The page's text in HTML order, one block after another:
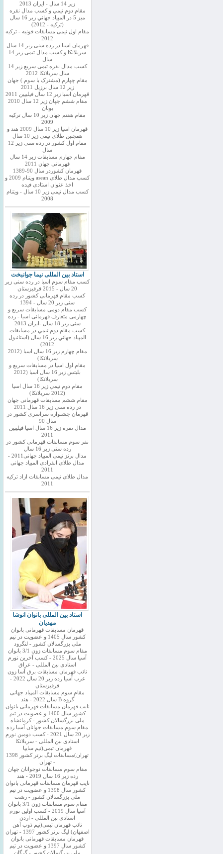
زیر 14 سال - ایران 2013
مقام دوم تيمي و كسب مدال نقره
ميز 5 در المپياد جهاني زير 16 سال
(تركيه - 2012)
مقام اول تیمی مسابقات قونیه - ترکیه
2012
قهرمان اسیا در رده سنی زیر 14 سال
سريلانكا و کسب مدال تیمی زیر 14
سال
کسب مدال نقره تیمی سریع زیر 14
سال سریلانکا 2012
مقام چهارم (مشترک با سوم ) جهان
زیر 12 سال برزیل 2011
قهرمان اسيا زير 12 سال فیلیپین 2011
مقام ششم جهان زیر 12 سال 2010
یونان
مقام هفتم جهان زیر 10 سال ترکیه
2009
قهرمان اسيا زیر 10 سال 2009 هند و
همچنین طلای تیمی زیر 10 سال
مقام اول كشور در رده سني زير 12
سال
مقام چهارم مسابقات زیر 14 سال
قهرمانی جهان 2011
قهرمان کشوردر سال 90-1389
کسب مدال طلای asean ویتنام 2009 و
اخذ عنوان استادی فیده
کسب مدال تیمی زیر 10 سال - ویتنام
2008
استاد بین المللی نیما جوانبخت
کسب مقام سوم اسیا در رده سنی زیر
20 سال - 2015 قرقیزستان
کسب مقام قهرمانی کشور در رده
سنی زیر 20 سال - 1394
کسب مقام دومی مسابقات سریع و
چهارمی متعارف قهرمانی اسیا - رده
سنی زیر 18 سال -ایران 2013
كسب مقام دوم تيمي در مسابقات
المپياد جهاني زير 16 سال (استانبول
2012)
مقام چهارم زير 16 سال اسيا (2012
سريلانكا)
مقام اول اسيا در مسابقات سريع و
بليتس زير 16 سال اسيا (2012
سريلانكا)
مقام دوم تيمي زير 16 سال اسيا
(2012 سريلانكا)
مقام ششم مسابقات قهرمانی جهان
در رده سنی زیر 16 سال 2011
قهرمان جشنواره سراسری کشور در
سال 90
مدال نقره زیر 16 سال اسیا فیلیپین
2011
نفر سوم مسابقات قهرمانی کشور در
رده سنی زیر 16 سال
مدال برنز تیمی المپیاد جهانی2011 -
مدال طلای انفرادی المپیاد جهانی
2011
مدال طلای تیمی مسابقات ازاد ترکیه
2011
استاد بین المللی بانوان انوشا
مهدیان
قهرمان مسابقات قهرمانی بانوان
کشور سال 1405 و عضویت در تیم
ملی بزرگسالان کشور - لنگرود
مقام سوم مسابقات زون 3/1 بانوان
آسیا سال 2025 - کسب آخرین نورم
استادی بین المللی - عراق
نائب قهرمان مسابقات برق آسا زون
غرب آسیا رده زیر 20 سال 2022 -
قرقیزستان
مقام سوم مسابقات المپیاد جهانی
گروه B سال 2022 - هند
نایب قهرمان مسابقات قهرمانی بانوان
کشور سال 1400 و عضویت در تیم
ملی بزرگسالان کشور - کرمانشاه
مقام سوم مسابقات جوانان آسیا رده
زیر 20 سال 2021 - کسب دومین نورم
استادی بین المللی - سریلانکا
قهرمان تیمی(تیم سایپا
تهران)مسابقات لیگ برتر کشور 1398
- تهران
مقام سوم مسابقات نوجوانان جهان
رده زیر 16 سال 2019 - هند
نایب قهرمان مسابقات قهرمانی بانوان
کشور سال 1398 و عضویت در تیم
ملی بزرگسالان کشور - رشت
مقام سوم مسابقات زون 3/1 بانوان
آسیا سال 2019 - کسب اولین نورم
استادی بین المللی - اردن
نائب قهرمان تیمی(تیم ذوب آهن
اصفهان) لیگ برتر کشور 1397 - تهران
قهرمان مسابقات قهرمانی بانوان
کشور سال 1397 و عضویت در تیم
ملی بزرگسالان کشور - گرگان